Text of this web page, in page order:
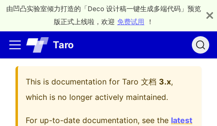
由凹凸实验室倾力打造的「Deco 设计稿一键生成多端代码」预览
版正式上线啦，欢迎 免费试用 ！
Taro
This is documentation for Taro 文档 3.x,
which is no longer actively maintained.
For up-to-date documentation, see the latest